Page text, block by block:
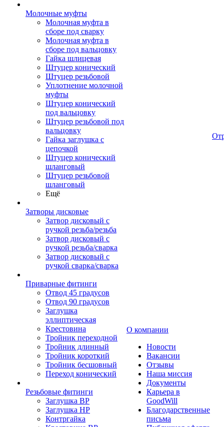
Молочные муфты
Молочная муфта в
сборе под сварку
Молочная муфта в
сборе под вальцовку
Гайка шлицевая
Штуцер конический
Штуцер резьбовой
Уплотнение молочной
муфты
Штуцер конический
под вальцовку
Штуцер резьбовой под
вальцовку
Гайка заглушка с
цепочкой
Штуцер конический
шланговый
Штуцер резьбовой
шланговый
Ещё
Затворы дисковые
Затвор дисковый с
ручкой резьба/резьба
Затвор дисковый с
ручкой резьба/сварка
Затвор дисковый с
ручкой сварка/сварка
Приварные фитинги
Отвод 45 градусов
Отвод 90 градусов
Заглушка
эллиптическая
Крестовина
Тройник переходной
Тройник длинный
Тройник короткий
Тройник бесшовный
Переход конический
Резьбовые фитинги
Заглушка ВР
Заглушка НР
Контргайка
О компании
Новости
Вакансии
Отзывы
Наша миссия
Документы
Карьера в
GoodWill
Благодарственные
письма